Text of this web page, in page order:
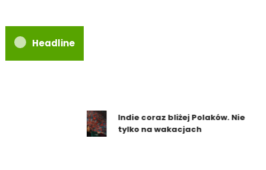
Headline
Indie coraz bliżej Polaków. Nie
tylko na wakacjach